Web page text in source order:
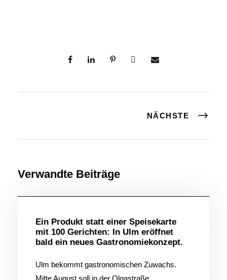
NÄCHSTE
Verwandte Beiträge
Ein Produkt statt einer Speisekarte
mit 100 Gerichten: In Ulm eröffnet
bald ein neues Gastronomiekonzept.
Ulm bekommt gastronomischen Zuwachs.